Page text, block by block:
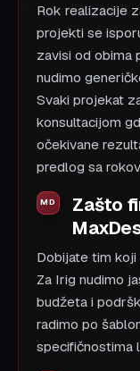
Rok realizacije
projekti se
zavisi od obima
nudimo
Svaki projekat
konsultacijom
očekivane
predlog sa
Zašto
Dobijate tim koji
Za Irig nudimo
budžeta i
radimo po
specifičnostima